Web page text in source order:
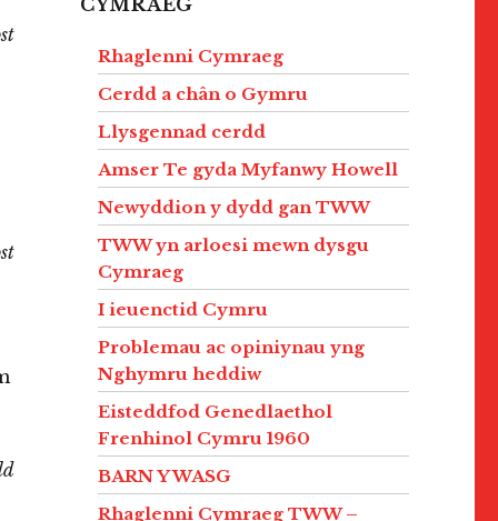
CYMRAEG
Rhaglenni Cymraeg
Cerdd a chân o Gymru
Llysgennad cerdd
Amser Te gyda Myfanwy Howell
Newyddion y dydd gan TWW
TWW yn arloesi mewn dysgu
Cymraeg
I ieuenctid Cymru
Problemau ac opiniynau yng
Nghymru heddiw
Eisteddfod Genedlaethol
Frenhinol Cymru 1960
BARN Y WASG
Rhaglenni Cymraeg TWW –